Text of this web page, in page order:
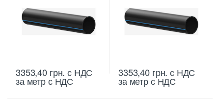
3353,40 грн. с НДС
за метр с НДС
3353,40 грн. с НДС
за метр с НДС